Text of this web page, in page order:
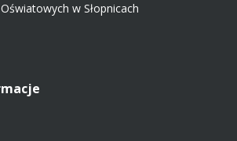
w Słopnicach